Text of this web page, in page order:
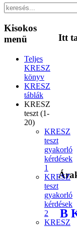
Itt
B
Kisokos
menü
Teljes
KRESZ
könyv
KRESZ
táblák
KRESZ
teszt (1-
20)
KRESZ
teszt
gyakorló
kérdések
1
KRESZ
teszt
gyakorló
kérdések
2
KRESZ